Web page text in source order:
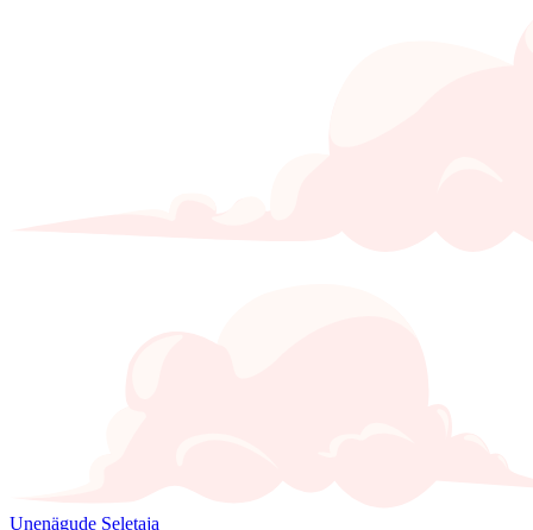
Unenägude Seletaja